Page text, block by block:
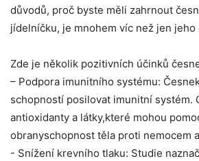
důvodů,​ proč byste⁣ měli zahrnout
jídelníčku,⁤ je mnohem víc než jen ⁢jeho
Zde je několik pozitivních účinků
– ⁤Podpora ⁢imunitního systému:
schopností posilovat imunitní systém.
antioxidanty ⁣a látky,které ⁣mohou
obranyschopnost ‍těla proti ‌nemocem
-⁤ Snížení krevního tlaku: Studie